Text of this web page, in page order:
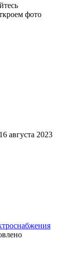
фото
16 августа 2023